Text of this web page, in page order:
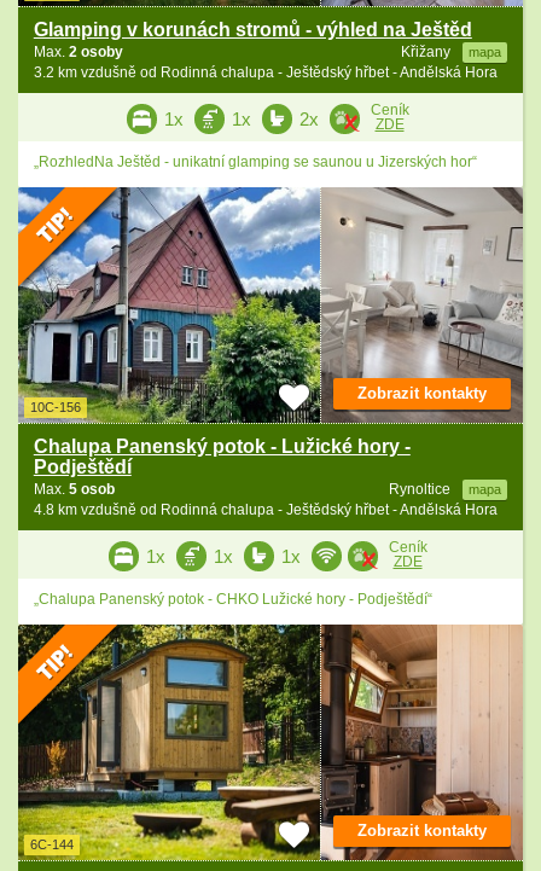
Glamping v korunách stromů - výhled na Ještěd
Křižany mapa
Max. 2 osoby
3.2 km vzdušně od Rodinná chalupa - Ještědský hřbet - Andělská Hora
1x 1x 2x
Ceník
ZDE
„RozhledNa Ještěd - unikatní glamping se saunou u Jizerských hor“
10C-156
Chalupa Panenský potok - Lužické hory -
Podještědí
Rynoltice mapa
Max. 5 osob
4.8 km vzdušně od Rodinná chalupa - Ještědský hřbet - Andělská Hora
Zobrazit kontakty
1x 1x 1x
Ceník
ZDE
„Chalupa Panenský potok - CHKO Lužické hory - Podještědí“
6C-144
Zobrazit kontakty